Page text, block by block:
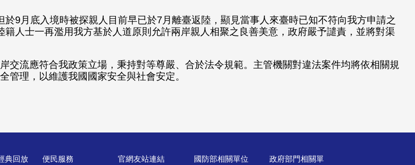
於9月底入境時被探親人目前早已於7月離臺返陸， 顯見當事人來臺時已知不符向我方申請之
籍人士一再濫用我方基於人道原則允許兩岸親人相聚之良善美意，政府嚴予譴責， 並將對渠
交流應符合我政策立場，秉持對等尊嚴、合於法令規範。 主管機關對違法案件均將依相關規
管理， 以維護我國國家安全與社會安定。
典回放
便民服務
官網友站連結
國防部相關單位
政府部門相關單